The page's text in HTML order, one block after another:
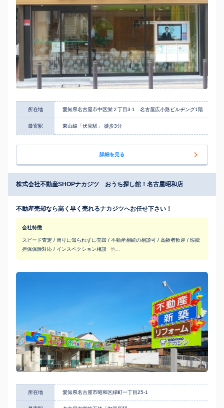
所在地 愛知県名古屋市中区栄２丁目3-1 名古屋広小路ビルヂング1階
最寄駅 東山線「伏見駅」 徒歩3分
詳細を見る
株式会社不動産SHOPナカジツ おうち探し館！名古屋昭和店
不動産売却なら高く早く売れるナカジツへお任せ下さい！
会社特徴
スピード査定 / 周りに知られずに売却 / 不動産相続の相談可 / 高齢者歓迎 / 瑕疵
担保保険対応 / インスペクション相談
他...
所在地 愛知県名古屋市昭和区緑町一丁目25-1